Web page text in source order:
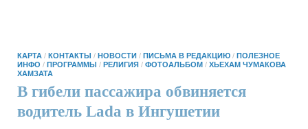
КАРТА / КОНТАКТЫ / НОВОСТИ / ПИСЬМА В РЕДАКЦИЮ / ПОЛЕЗНОЕ
ИНФО / ПРОГРАММЫ / РЕЛИГИЯ / ФОТОАЛЬБОМ / ХЬЕХАМ ЧУМАКОВА
ХАМЗАТА
В гибели пассажира обвиняется
водитель Lada в Ингушетии